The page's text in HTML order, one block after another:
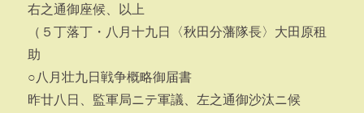
右之通御座候、以上
（５丁落丁・八月十九日〈秋田分藩隊長〉大田原租
助
○八月壮九日戦争概略御届書
昨廿八日、監軍局ニテ軍議、左之通御沙汰ニ候